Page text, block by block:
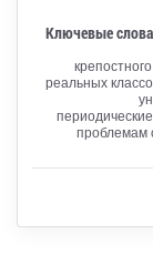
Ключевые
реальных
проблемам